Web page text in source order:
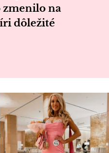
zmenilo na
dôležité